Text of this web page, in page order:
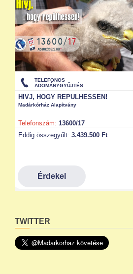
TWITTER